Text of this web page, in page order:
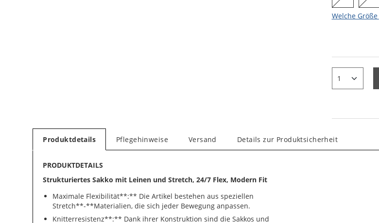
Welche
Produktdetails Pflegehinweise Versand Details zur Produktsicherheit
PRODUKTDETAILS
Strukturiertes Sakko mit Leinen und Stretch, 24/7 Flex, Modern Fit
Maximale Flexibilität**:** Die Artikel bestehen aus speziellen
Stretch**-**Materialien, die sich jeder Bewegung anpassen.
Knitterresistenz**:** Dank ihrer Konstruktion sind die Sakkos und